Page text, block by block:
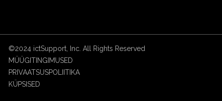
©2024 ictSupport, Inc. All Rights Reserved
MÜÜGITINGIMUSED
PRIVAATSUSPOLIITIKA
KÜPSISED